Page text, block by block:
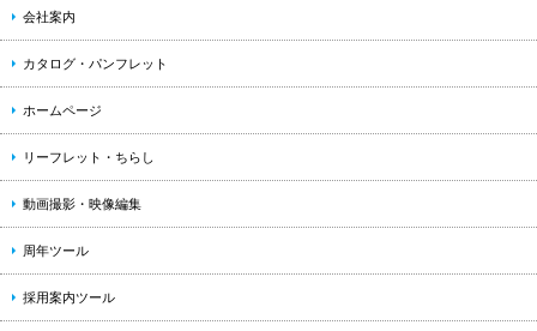
会社案内
カタログ・パンフレット
ホームページ
リーフレット・ちらし
動画撮影・映像編集
周年ツール
採用案内ツール